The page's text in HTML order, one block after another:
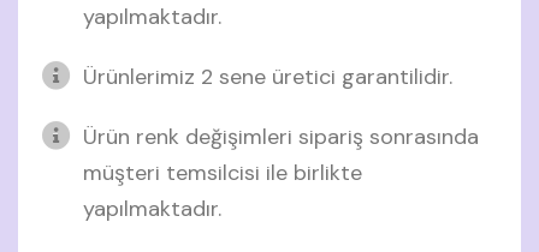
yapılmaktadır.
Ürünlerimiz 2 sene üretici garantilidir.
Ürün renk değişimleri sipariş sonrasında
müşteri temsilcisi ile birlikte
yapılmaktadır.